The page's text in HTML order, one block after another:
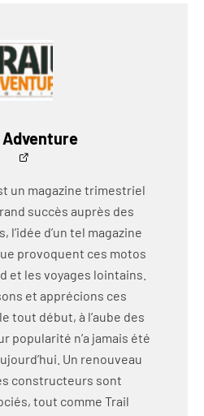
un magazine trimestriel
succès auprès des
l’idée d’un tel magazine
provoquent ces motos
et les voyages lointains.
et apprécions ces
tout début, à l’aube des
popularité n’a jamais été
Un renouveau
constructeurs sont
tout comme Trail